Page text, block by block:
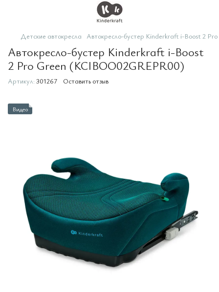
Детские автокресла Автокресло-бустер Kinderkraft i-Boost 2
Автокресло-бустер Kinderkraft i-Boost
2 Pro Green (KCIBOO02GREPR00)
Артикул: 301267 Оставить отзыв
Видео